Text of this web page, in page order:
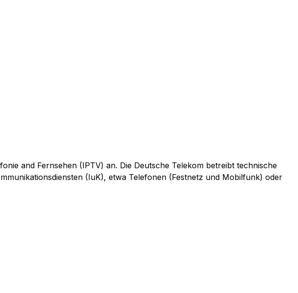
and Fernsehen (IPTV) an. Die Deutsche Telekom betreibt technische
(IuK), etwa Telefonen (Festnetz und Mobilfunk) oder